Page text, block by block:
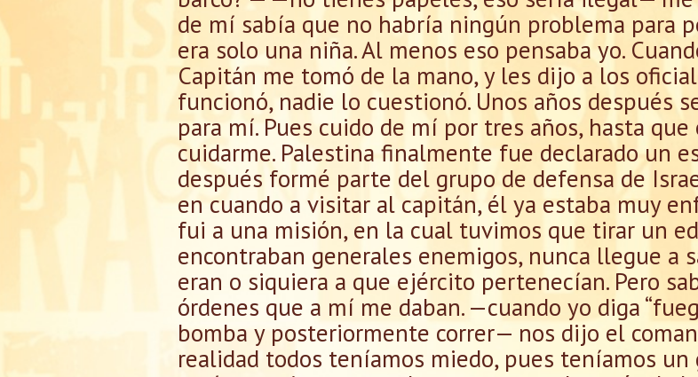
de mí sabía que no habría ningún problema para
era solo una niña. Al menos eso pensaba yo.
Capitán me tomó de la mano, y les dijo a los
funcionó, nadie lo cuestionó. Unos años después
para mí. Pues cuido de mí por tres años, hasta
cuidarme. Palestina finalmente fue declarado un
después formé parte del grupo de defensa de
en cuando a visitar al capitán, él ya estaba muy
fui a una misión, en la cual tuvimos que tirar un
encontraban generales enemigos, nunca llegue a
eran o siquiera a que ejército pertenecían. Pero
órdenes que a mí me daban. —cuando yo diga
bomba y posteriormente correr— nos dijo el
realidad todos teníamos miedo, pues teníamos un